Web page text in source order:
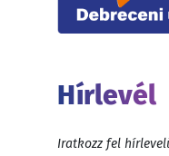
Hírlevél
Iratkozz fel